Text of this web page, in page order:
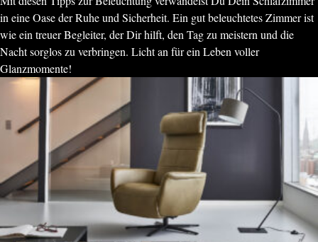
in eine Oase der Ruhe und Sicherheit. Ein gut beleuchtetes Zimmer ist
wie ein treuer Begleiter, der Dir hilft, den Tag zu meistern und die
Nacht sorglos zu verbringen. Licht an für ein Leben voller
Glanzmomente!